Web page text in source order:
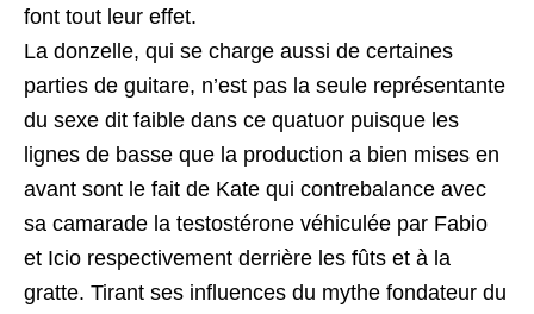
font tout leur effet.
La donzelle, qui se charge aussi de certaines
parties de guitare, n’est pas la seule représentante
du sexe dit faible dans ce quatuor puisque les
lignes de basse que la production a bien mises en
avant sont le fait de Kate qui contrebalance avec
sa camarade la testostérone véhiculée par Fabio
et Icio respectivement derrière les fûts et à la
gratte. Tirant ses influences du mythe fondateur du